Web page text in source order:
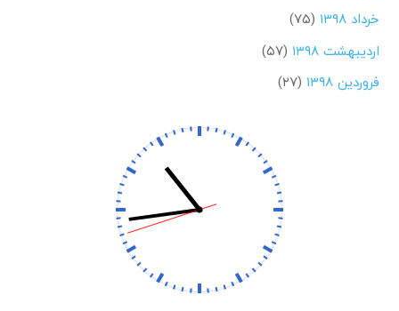
خرداد ۱۳۹۸
(۷۵)
اردیبهشت ۱۳۹۸
(۵۷)
فروردین ۱۳۹۸
(۲۷)